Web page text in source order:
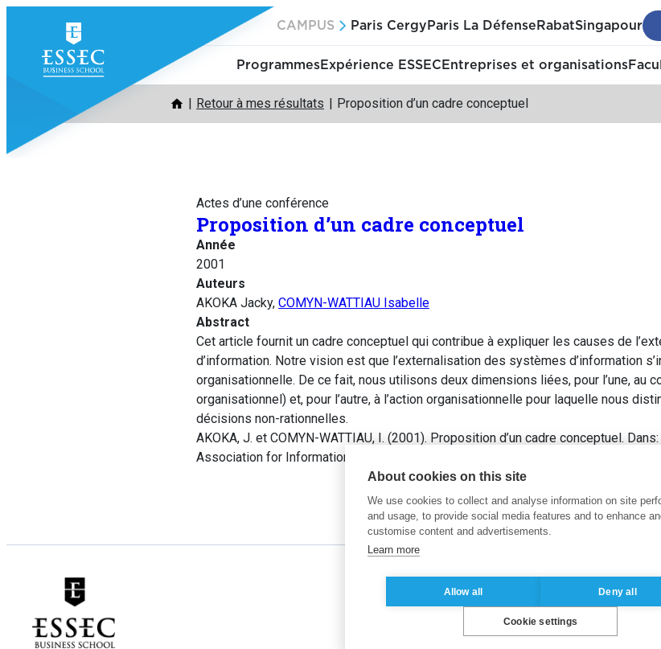
contenu
CAMPUS Paris Cergy Paris La Défense RabatSingapour
ProgrammesExpérience ESSEC Entreprises et organisations
Retour à mes résultats Proposition d’un cadre conceptuel
Actes d’une conférence
Proposition d’un cadre conceptuel
Année
2001
Auteurs
AKOKA Jacky, COMYN-WATTIAU Isabelle
Abstract
Cet article fournit un cadre conceptuel qui contribue à expliquer les causes de
d’information. Notre vision est que l’externalisation des systèmes d’information
organisationnelle. De ce fait, nous utilisons deux dimensions liées, pour l’une, au
organisationnel) et, pour l’autre, à l’action organisationnelle pour laquelle nous
décisions non-rationnelles.
AKOKA, J. et COMYN-WATTIAU, I. (2001). Proposition d’un cadre conceptuel. Dans:
Association for Information Management (AIM), pp. 87-94.
About cookies on this site
We use cookies to collect and analyse information on site
and usage, to provide social media features and to enhance
customise content and advertisements.
Learn more
Allow all Deny all
Cookie settings